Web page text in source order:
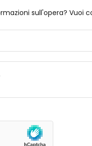
sull'opera? Vuoi